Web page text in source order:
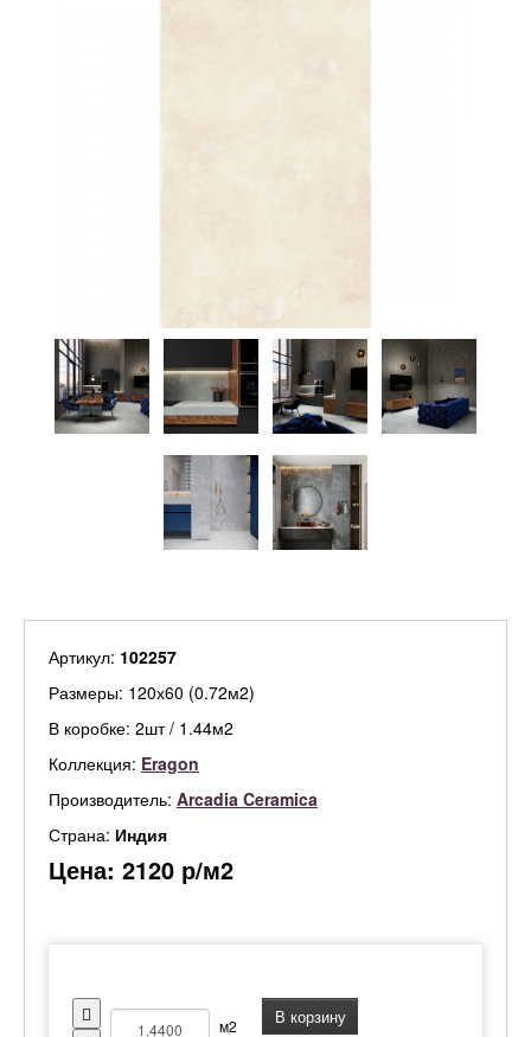
Артикул: 102257
Размеры: 120х60 (0.72м2)
В коробке: 2шт / 1.44м2
Коллекция: Eragon
Производитель: Arcadia Ceramica
Страна: Индия
Цена: 2120 р/м2
м2 В корзину